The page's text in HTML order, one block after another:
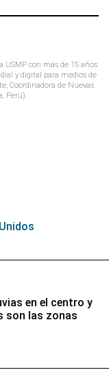
USMP con más de 15 años
y digital para medios de
Coordinadora de Nuevas
Perú).
en el centro y
son las zonas